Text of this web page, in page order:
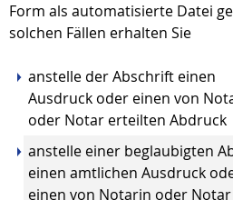
Form als automatisierte Datei
solchen Fällen erhalten Sie
anstelle der Abschrift einen
Ausdruck oder einen von
oder Notar erteilten Abdruck
anstelle einer beglaubigten
einen amtlichen Ausdruck
einen von Notarin oder Notar